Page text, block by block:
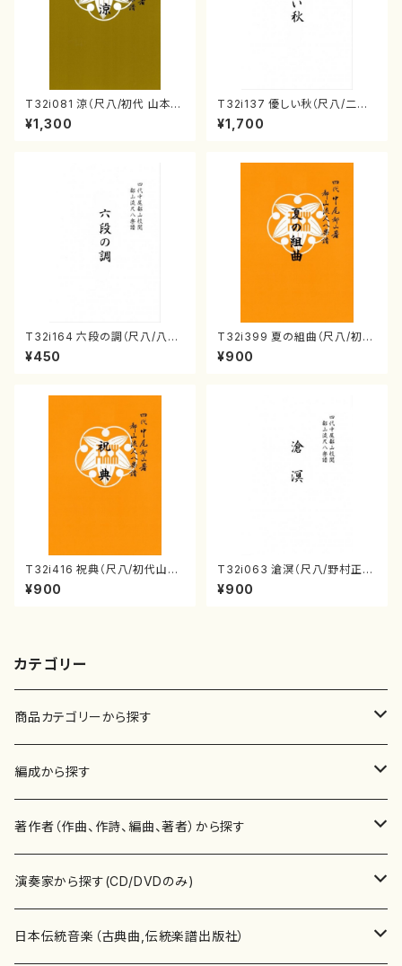
T32i081 涼（尺八/初代 山本邦
山/尺八/都山式譜）都山流公刊
楽譜曲番:530
¥1,300
T32i137 優しい秋（尺八/二代
山本邦山/尺八/都山式譜）都山
流公刊楽譜曲番:586
¥1,700
T32i164 六段の調（尺八/八橋
検校/楽譜）都山流公刊楽譜曲
番:1016
¥450
T32i399 夏の組曲（尺八/初代
山川園松/楽譜）都山流公刊楽譜
曲番:2104
¥900
T32i416 祝典（尺八/初代山川
園松/楽譜）都山流公刊楽譜曲
番:2121
¥900
T32i063 滄溟（尺八/野村正
峰/尺八/都山式譜）都山流公刊
楽譜曲番:512
¥900
カテゴリー
商品カテゴリーから探す
楽譜
書籍
書籍
テキストブック
CD・DVD
チケット
編成から探す
邦楽器
箏・琴（ソロ）
箏・琴（合奏）
合唱
混声合唱
歌・声
著作者（作曲、作詩、編曲、著者）から探す
あ行
青木省三(アオキ ショウゾウ)
か行
演奏家から探す(CD/DVDのみ)
邦楽（箏、三味線、尺八等）演奏家
日本伝統音楽（古典曲,伝統楽譜出版社）